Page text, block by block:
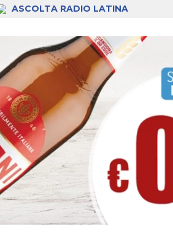
ASCOLTA RADIO LATINA